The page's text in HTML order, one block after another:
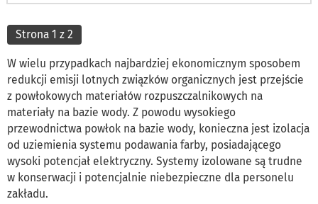
Strona 1 z 2
W wielu przypadkach najbardziej ekonomicznym sposobem
redukcji emisji lotnych związków organicznych jest przejście
z powłokowych materiałów rozpuszczalnikowych na
materiały na bazie wody. Z powodu wysokiego
przewodnictwa powłok na bazie wody, konieczna jest izolacja
od uziemienia systemu podawania farby, posiadającego
wysoki potencjał elektryczny. Systemy izolowane są trudne
w konserwacji i potencjalnie niebezpieczne dla personelu
zakładu.